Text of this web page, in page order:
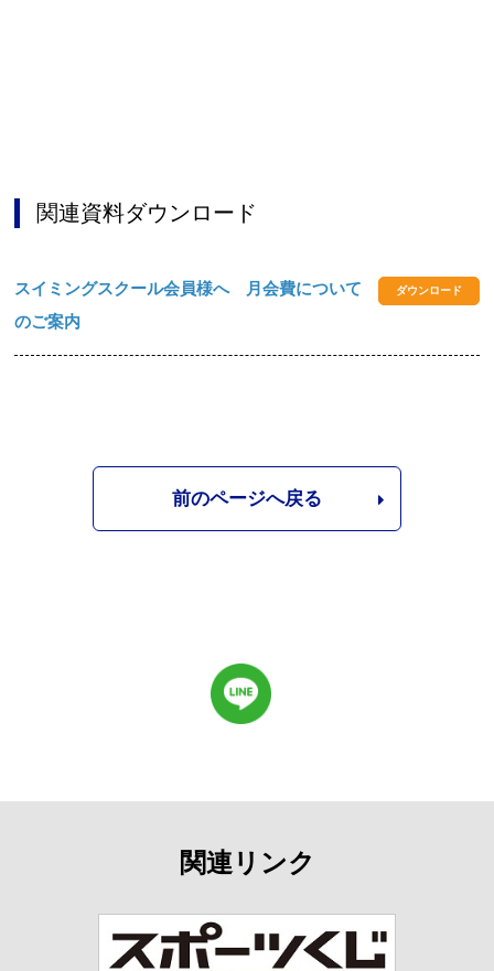
関連資料ダウンロード
スイミングスクール会員様へ 月会費について
のご案内
ダウンロード
前のページへ戻る
関連リンク